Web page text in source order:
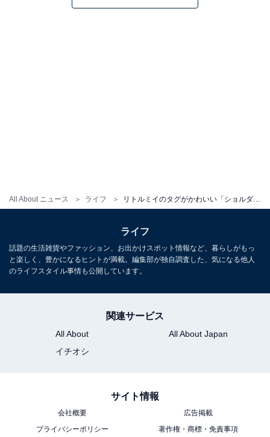
All About ニュース ライフ
ショルダーストラップを使えば肩掛けと斜め掛けの
InRed2026年8月・9月合併号
Amazonで見る
じめご了承ください。
また、記事中の商品を購入すると、売上の一部がオール
アバウトに還元されることがあります
【付録】ぷっくりシールが作れる◎「ぷっくり
シール&シール帳セット」が付いてくる！ 予約
ライフ
話題の生活雑貨やファッション、お出かけスポット情報など、暮らしがもっ
と楽しく、豊かになるヒントが満載。編集部が独自調査した、気になる他人
のライフスタイル事情も公開しています。
関連サービス
All About
All About Japan
イチオシ
サイト情報
会社概要
広告掲載
プライバシーポリシー
著作権・商標・免責事項